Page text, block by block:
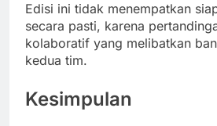
Edisi ini tidak menempatkan
secara pasti, karena
kolaboratif yang melibatkan
kedua tim.
Kesimpulan